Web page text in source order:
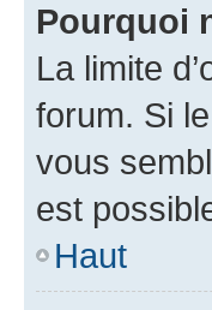
Pourquoi
La limite
forum. Si
vous
est
Haut